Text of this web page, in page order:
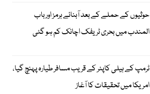
حوثیوں کے حملے کے بعد آبنائے ہرمز اور باب
المندب میں بحری ٹریفک اچانک کم ہو گئی
ٹرمپ کے ہیلی کاپٹر کے قریب مسافر طیارہ پہنچ گیا،
امریکا میں تحقیقات کا آغاز